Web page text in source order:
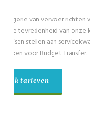
We hebben ook
categorie voor groepen
passagiers exclusief de
merken voor Budget
Bekijk tarieven